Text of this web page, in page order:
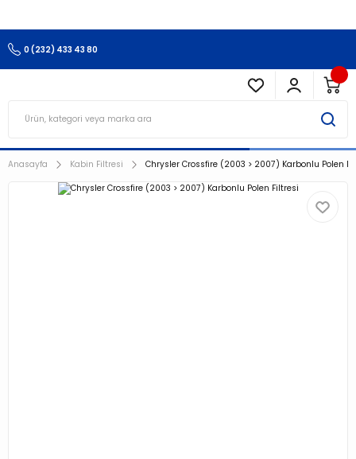
0 (232) 433 43 80
Anasayfa Kabin Filtresi Chrysler Crossfire (2003 > 2007) Karbonlu Polen